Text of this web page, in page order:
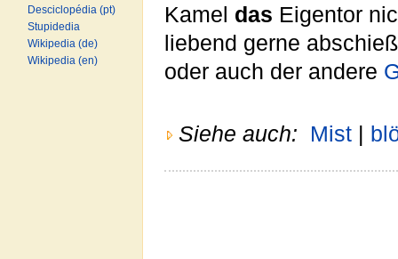
Kamel das Eigentor
liebend gerne
oder auch der andere
Siehe auch: Mist
Desciclopédia (pt)
Stupidedia
Wikipedia (de)
Wikipedia (en)